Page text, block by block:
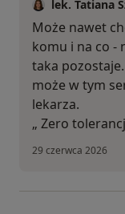
lek. Tatiana
Może nawet
komu i na co -
taka
może w tym
lekarza.
„ Zero
29 czerwca 2026